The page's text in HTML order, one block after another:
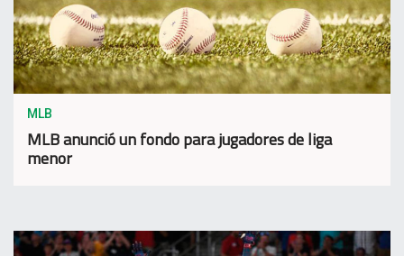
MLB
MLB anunció un fondo para jugadores de liga
menor